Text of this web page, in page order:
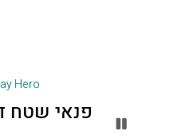
Hero
פנאי שטח